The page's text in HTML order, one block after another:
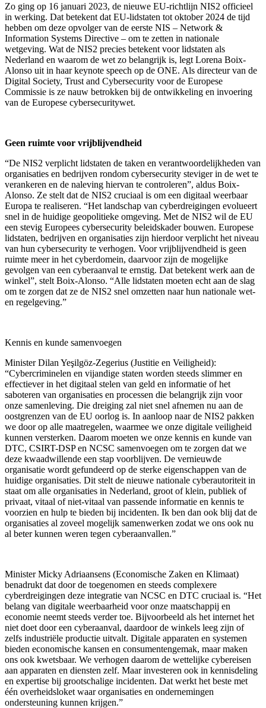
Zo ging op 16 januari 2023, de nieuwe EU-richtlijn NIS2 officieel
in werking. Dat betekent dat EU-lidstaten tot oktober 2024 de tijd
hebben om deze opvolger van de eerste NIS – Network &
Information Systems Directive – om te zetten in nationale
wetgeving. Wat de NIS2 precies betekent voor lidstaten als
Nederland en waarom de wet zo belangrijk is, legt Lorena Boix-
Alonso uit in haar keynote speech op de ONE. Als directeur van de
Digital Society, Trust and Cybersecurity voor de Europese
Commissie is ze nauw betrokken bij de ontwikkeling en invoering
van de Europese cybersecuritywet.
Geen ruimte voor vrijblijvendheid
“De NIS2 verplicht lidstaten de taken en verantwoordelijkheden van
organisaties en bedrijven rondom cybersecurity steviger in de wet te
verankeren en de naleving hiervan te controleren”, aldus Boix-
Alonso. Ze stelt dat de NIS2 cruciaal is om een digitaal weerbaar
Europa te realiseren. “Het landschap van cyberdreigingen evolueert
snel in de huidige geopolitieke omgeving. Met de NIS2 wil de EU
een stevig Europees cybersecurity beleidskader bouwen. Europese
lidstaten, bedrijven en organisaties zijn hierdoor verplicht het niveau
van hun cybersecurity te verhogen. Voor vrijblijvendheid is geen
ruimte meer in het cyberdomein, daarvoor zijn de mogelijke
gevolgen van een cyberaanval te ernstig. Dat betekent werk aan de
winkel”, stelt Boix-Alonso. “Alle lidstaten moeten echt aan de slag
om te zorgen dat ze de NIS2 snel omzetten naar hun nationale wet-
en regelgeving.”
Kennis en kunde samenvoegen
Minister Dilan Yeşilgöz-Zegerius (Justitie en Veiligheid):
“Cybercriminelen en vijandige staten worden steeds slimmer en
effectiever in het digitaal stelen van geld en informatie of het
saboteren van organisaties en processen die belangrijk zijn voor
onze samenleving. Die dreiging zal niet snel afnemen nu aan de
oostgrenzen van de EU oorlog is. In aanloop naar de NIS2 pakken
we door op alle maatregelen, waarmee we onze digitale veiligheid
kunnen versterken. Daarom moeten we onze kennis en kunde van
DTC, CSIRT-DSP en NCSC samenvoegen om te zorgen dat we
deze kwaadwillende een stap voorblijven. De vernieuwde
organisatie wordt gefundeerd op de sterke eigenschappen van de
huidige organisaties. Dit stelt de nieuwe nationale cyberautoriteit in
staat om alle organisaties in Nederland, groot of klein, publiek of
privaat, vitaal of niet-vitaal van passende informatie en kennis te
voorzien en hulp te bieden bij incidenten. Ik ben dan ook blij dat de
organisaties al zoveel mogelijk samenwerken zodat we ons ook nu
al beter kunnen weren tegen cyberaanvallen.”
Minister Micky Adriaansens (Economische Zaken en Klimaat)
benadrukt dat door de toegenomen en steeds complexere
cyberdreigingen deze integratie van NCSC en DTC cruciaal is. “Het
belang van digitale weerbaarheid voor onze maatschappij en
economie neemt steeds verder toe. Bijvoorbeeld als het internet het
niet doet door een cyberaanval, daardoor de winkels leeg zijn of
zelfs industriële productie uitvalt. Digitale apparaten en systemen
bieden economische kansen en consumentengemak, maar maken
ons ook kwetsbaar. We verhogen daarom de wettelijke cybereisen
aan apparaten en diensten zelf. Maar investeren ook in kennisdeling
en expertise bij grootschalige incidenten. Dat werkt het beste met
één overheidsloket waar organisaties en ondernemingen
ondersteuning kunnen krijgen.”